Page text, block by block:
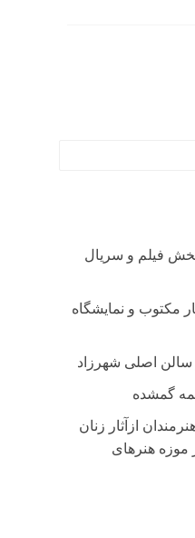
فیلم و سریال
مکتوب و نمایشگاه
اصلی شهرزاد
گمشده
ازآثار زنان
موزه هنرهای